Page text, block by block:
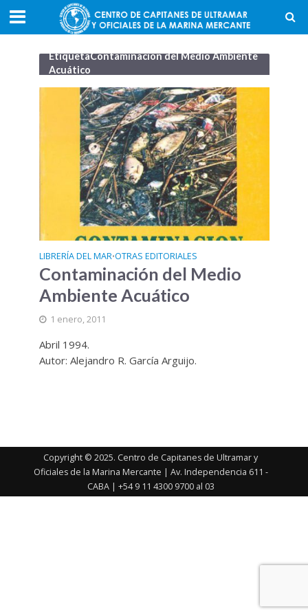
EtiquetaContaminación del Medio Ambiente
Acuático
LIBRERÍA DEL MAR•OTRAS EDITORIALES
Contaminación del Medio
Ambiente Acuático
1 enero, 2011
Abril 1994.
Autor: Alejandro R. García Arguijo.
Copyright © 2025. Centro de Capitanes de Ultramar y
Oficiales de la Marina Mercante | Av. Independencia 611 -
CABA | +54 9 11 4300 9700 al 03